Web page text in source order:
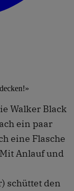
Walker Black
ein paar
eine Flasche
Anlauf und
schüttet den